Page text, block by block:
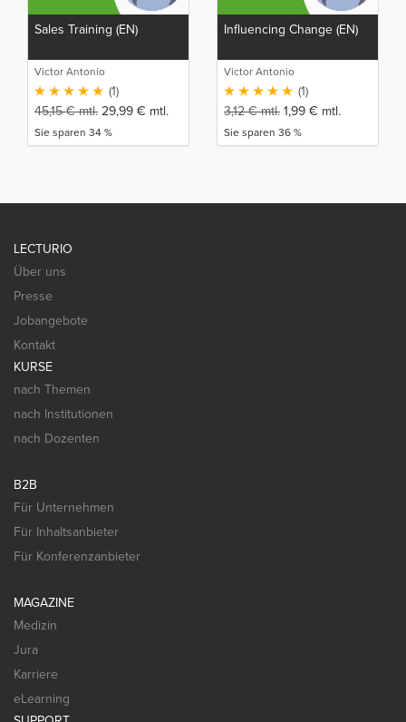
Sales Training (EN)
Victor Antonio
(1)
45,15€mtl. 29,99 € mtl.
Sie sparen 34 %
Influencing Change (EN)
Victor Antonio
(1)
3,12€mtl. 1,99 € mtl.
Sie sparen 36 %
LECTURIO
Über uns
Presse
Jobangebote
Kontakt
KURSE
nach Themen
nach Institutionen
nach Dozenten
B2B
Für Unternehmen
Für Inhaltsanbieter
Für Konferenzanbieter
MAGAZINE
Medizin
Jura
Karriere
eLearning